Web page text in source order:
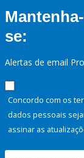
se:
Alertas de email
Concordo com os
dados pessoais
assinar as